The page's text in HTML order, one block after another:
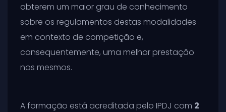
obterem um maior grau de conhecimento
sobre os regulamentos destas modalidades
em contexto de competição e,
consequentemente, uma melhor prestação
nos mesmos.
A formação está acreditada pelo IPDJ com 2